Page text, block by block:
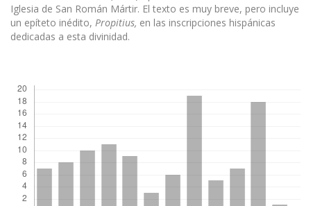
Iglesia de San Román Mártir. El texto es muy breve, pero incluye
un epíteto inédito, Propitius, en las inscripciones hispánicas
dedicadas a esta divinidad.